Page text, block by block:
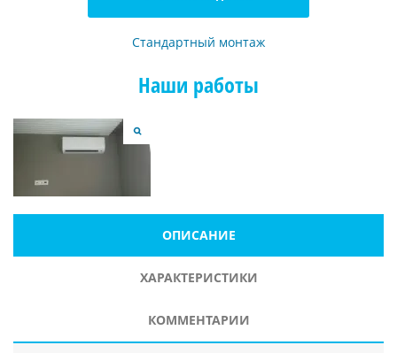
Стандартный монтаж
Наши работы
ОПИСАНИЕ
ХАРАКТЕРИСТИКИ
КОММЕНТАРИИ